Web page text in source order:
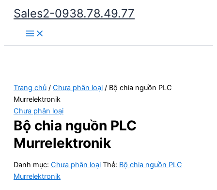
Nhảy
dung
Sales2-0938.78.49.77
Main
Menu
Trang chủ / Chưa phân loại / Bộ chia nguồn PLC
Murrelektronik
Chưa phân loại
Bộ chia nguồn PLC
Murrelektronik
Danh mục: Chưa phân loại Thẻ: Bộ chia nguồn PLC
Murrelektronik